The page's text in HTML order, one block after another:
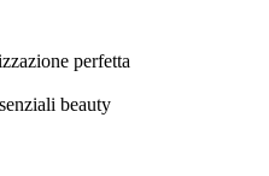
perfetta
beauty